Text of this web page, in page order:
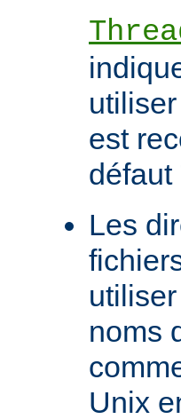
est
défaut
Les
noms
Unix